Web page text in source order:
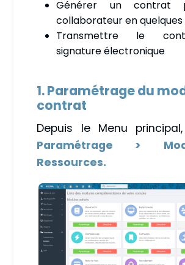
Générer un contrat
collaborateur en quelques
Transmettre le
signature électronique
1. Paramétrage du
contrat
Depuis le Menu
Paramétrage >
Ressources.